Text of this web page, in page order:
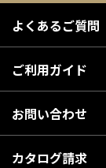
よくあるご質問
ご利用ガイド
お問い合わせ
カタログ請求